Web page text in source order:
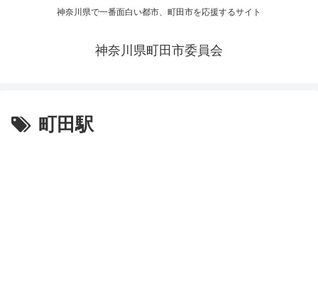
神奈川県で一番面白い都市、町田市を応援するサイト
神奈川県町田市委員会
町田駅